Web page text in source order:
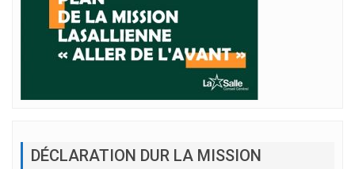
DÉCLARATION DUR LA MISSION